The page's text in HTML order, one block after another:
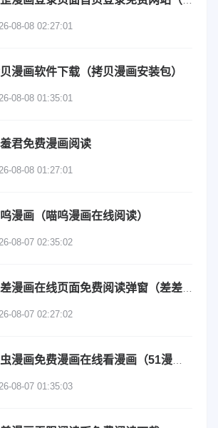
08-08 02:27:01
漫画软件下载（拷贝漫画安装包）
08-08 01:35:01
君免费漫画阅读
08-08 01:27:01
漫画（喵呜漫画在线阅读）
08-07 02:35:02
08-07 02:27:02
08-07 01:35:03